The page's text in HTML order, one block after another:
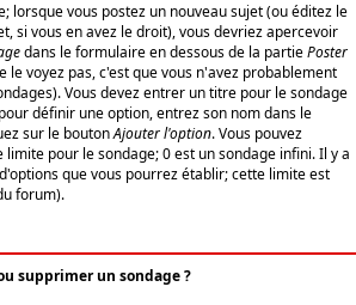
lorsque vous postez un nouveau sujet (ou éditez le
si vous en avez le droit), vous devriez apercevoir
dans le formulaire en dessous de la partiePoster
le voyez pas, c'est que vous n'avez probablement
Vous devez entrer un titre pour le sondage
définir une option, entrez son nom dans le
sur le boutonAjouter l'option. Vous pouvez
pour le sondage; 0 est un sondage infini. Il y a
que vous pourrez établir; cette limite est
forum).
supprimer un sondage ?